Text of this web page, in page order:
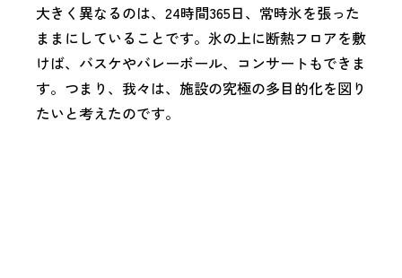
大きく異なるのは、24時間365日、常時氷を張った
ままにしていることです。氷の上に断熱フロアを敷
けば、バスケやバレーボール、コンサートもできま
す。つまり、我々は、施設の究極の多目的化を図り
たいと考えたのです。